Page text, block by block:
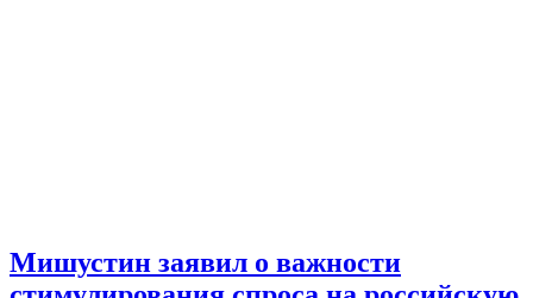
Мишустин заявил о важности